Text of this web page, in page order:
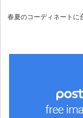
春夏のコーディネートに